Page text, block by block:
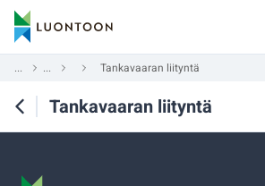
... ... Tankavaaran liityntä
Tankavaaran liityntä